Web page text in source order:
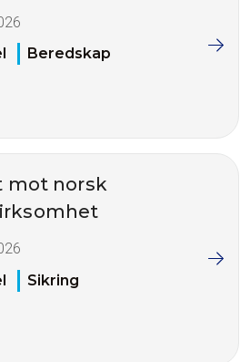
Beredskap
mot norsk
Sikring